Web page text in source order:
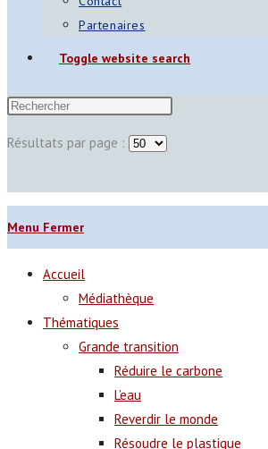
Partenaires
Toggle website search
Résultats par page :
Menu Fermer
Accueil
Médiathèque
Thématiques
Grande transition
Réduire le carbone
L’eau
Reverdir le monde
Résoudre le plastique